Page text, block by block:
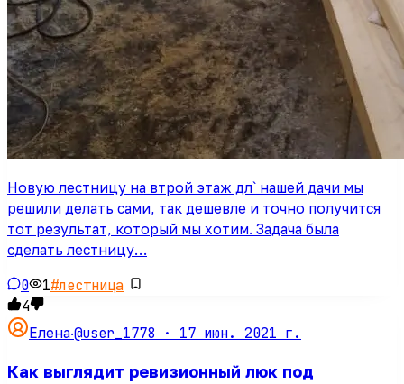
Новую лестницу на втрой этаж дл` нашей дачи мы
решили делать сами, так дешевле и точно получится
тот результат, который мы хотим. Задача была
сделать лестницу…
0 1#лестница
4
Елена·@user_1778 · 17 июн. 2021 г.
Как выглядит ревизионный люк под